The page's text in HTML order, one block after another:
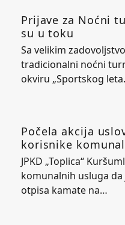
Prijave za Noćni
su u toku
Sa velikim
tradicionalni noćni
okviru „Sportskog
Počela akcija
korisnike
JPKD „Toplica“
komunalnih usluga
otpisa kamate na…